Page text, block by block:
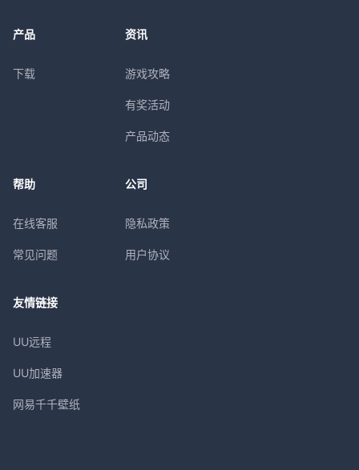
产品
下载
资讯
游戏攻略
有奖活动
产品动态
帮助
在线客服
常见问题
公司
隐私政策
用户协议
友情链接
UU远程
UU加速器
网易千千壁纸